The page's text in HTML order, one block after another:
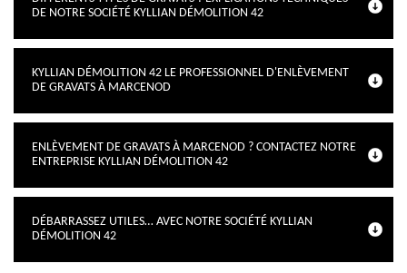
DE NOTRE SOCIÉTÉ KYLLIAN DÉMOLITION 42
KYLLIAN DÉMOLITION 42 LE PROFESSIONNEL D'ENLÈVEMENT
DE GRAVATS À MARCENOD
ENLÈVEMENT DE GRAVATS À MARCENOD ? CONTACTEZ NOTRE
ENTREPRISE KYLLIAN DÉMOLITION 42
DÉBARRASSEZ UTILES… AVEC NOTRE SOCIÉTÉ KYLLIAN
DÉMOLITION 42